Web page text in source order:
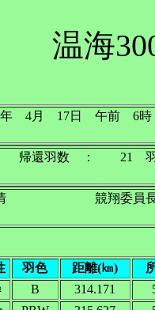
温海
年 4月 17日 午
帰還羽数 ： 21
清 競翔委員
羽色 距離(㎞)
B 314.171